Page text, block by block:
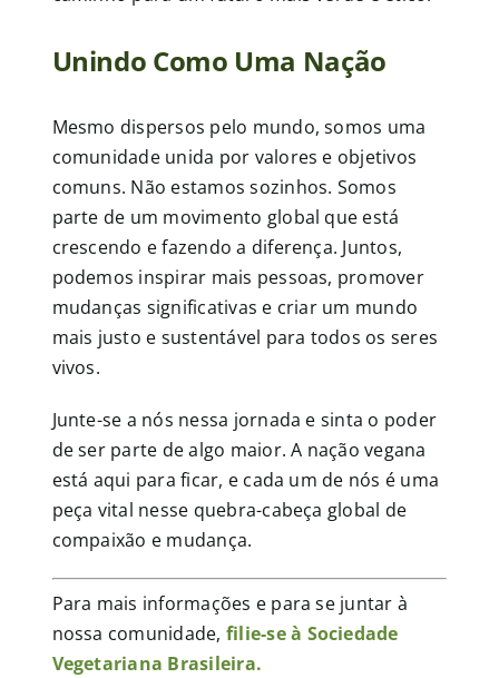
Unindo Como Uma Nação
Mesmo dispersos pelo mundo, somos uma
comunidade unida por valores e objetivos
comuns. Não estamos sozinhos. Somos
parte de um movimento global que está
crescendo e fazendo a diferença. Juntos,
podemos inspirar mais pessoas, promover
mudanças significativas e criar um mundo
mais justo e sustentável para todos os seres
vivos.
Junte-se a nós nessa jornada e sinta o poder
de ser parte de algo maior. A nação vegana
está aqui para ficar, e cada um de nós é uma
peça vital nesse quebra-cabeça global de
compaixão e mudança.
Para mais informações e para se juntar à
nossa comunidade, filie-se à Sociedade
Vegetariana Brasileira.